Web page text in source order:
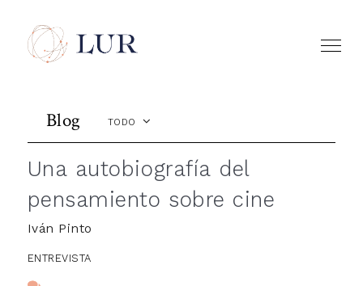
Blog TODO
Una autobiografía del
pensamiento sobre cine
Iván Pinto
ENTREVISTA